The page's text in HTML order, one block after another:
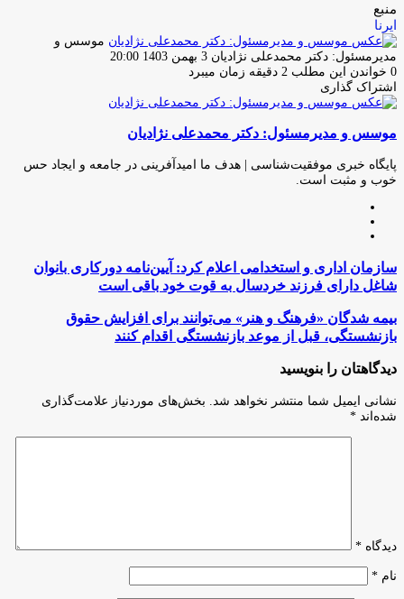
منبع
ایرنا
موسس و
مدیرمسئول: دکتر محمدعلی نژادیان ارسال
ایمیل
3 بهمن 1403 20:00
0 خواندن این مطلب 2 دقیقه زمان میبرد
اشتراک گذاری
فیس
توئیتر
لینکدین
واتس
تلگرام
اشتراک
از
ایمیل
چاپ
موسس و مدیرمسئول: دکتر محمدعلی نژادیان
پایگاه خبری موفقیت‌شناسی | هدف ما امیدآفرینی در جامعه و ایجاد حس
خوب و مثبت است.
سازمان
اداری
و
استخدامی
اعلام
کرد:
آیین‌نامه
دورکاری
شاغل
دارای
سازمان اداری و استخدامی اعلام کرد: آیین‌نامه دورکاری بانوان
شاغل دارای فرزند خردسال به قوت خود باقی است
بیمه
شدگان
«فرهنگ
هنر»
می‌توانند
برای
افزایش
کنند
بیمه شدگان «فرهنگ و هنر» می‌توانند برای افزایش حقوق
بازنشستگی، قبل از موعد بازنشستگی اقدام کنند
دیدگاهتان را بنویسید
نشانی ایمیل شما منتشر نخواهد شد.
بخش‌های موردنیاز علامت‌گذاری
شده‌اند *
دیدگاه *
نام *